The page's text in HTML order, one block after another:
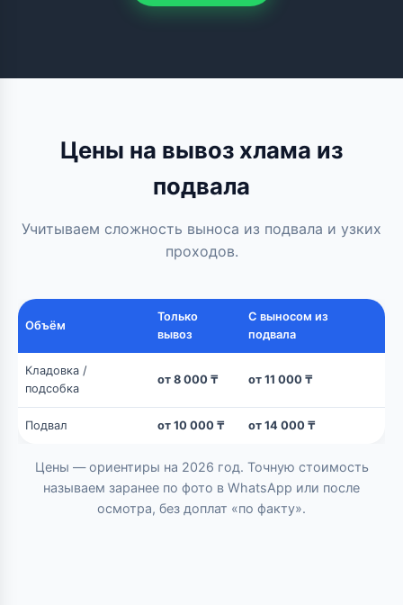
Цены на вывоз хлама из
подвала
Учитываем сложность выноса из подвала и узких
проходов.
Объём
Только
вывоз
С выносом из
подвала
Кладовка /
подсобка
от 8 000 ₸ от 11 000 ₸
Подвал от 10 000 ₸ от 14 000 ₸
Цены — ориентиры на 2026 год. Точную стоимость
называем заранее по фото в WhatsApp или после
осмотра, без доплат «по факту».